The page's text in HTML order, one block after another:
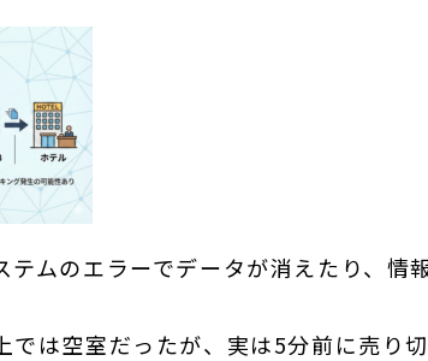
テムのエラーでデータが消えたり、情
では空室だったが、実は5分前に売り